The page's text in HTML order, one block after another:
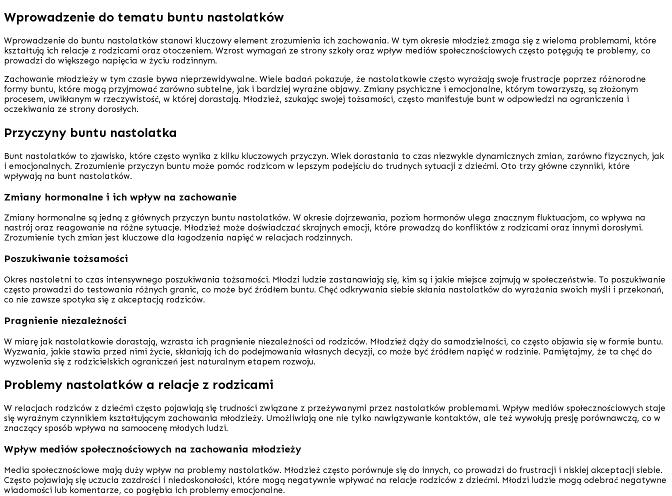
Wprowadzenie do tematu buntu nastolatków
Wprowadzenie do buntu nastolatków stanowi kluczowy element zrozumienia ich zachowania. W tym okresie młodzież zmaga się z wieloma problemami, które
kształtują ich relacje z rodzicami oraz otoczeniem. Wzrost wymagań ze strony szkoły oraz wpływ mediów społecznościowych często potęgują te problemy, co
prowadzi do większego napięcia w życiu rodzinnym.
Zachowanie młodzieży w tym czasie bywa nieprzewidywalne. Wiele badań pokazuje, że nastolatkowie często wyrażają swoje frustracje poprzez różnorodne
formy buntu, które mogą przyjmować zarówno subtelne, jak i bardziej wyraźne objawy. Zmiany psychiczne i emocjonalne, którym towarzyszą, są złożonym
procesem, uwikłanym w rzeczywistość, w której dorastają. Młodzież, szukając swojej tożsamości, często manifestuje bunt w odpowiedzi na ograniczenia i
oczekiwania ze strony dorosłych.
Przyczyny buntu nastolatka
Bunt nastolatków to zjawisko, które często wynika z kilku kluczowych przyczyn. Wiek dorastania to czas niezwykle dynamicznych zmian, zarówno fizycznych, jak
i emocjonalnych. Zrozumienie przyczyn buntu może pomóc rodzicom w lepszym podejściu do trudnych sytuacji z dziećmi. Oto trzy główne czynniki, które
wpływają na bunt nastolatków.
Zmiany hormonalne i ich wpływ na zachowanie
Zmiany hormonalne są jedną z głównych przyczyn buntu nastolatków. W okresie dojrzewania, poziom hormonów ulega znacznym fluktuacjom, co wpływa na
nastrój oraz reagowanie na różne sytuacje. Młodzież może doświadczać skrajnych emocji, które prowadzą do konfliktów z rodzicami oraz innymi dorosłymi.
Zrozumienie tych zmian jest kluczowe dla łagodzenia napięć w relacjach rodzinnych.
Poszukiwanie tożsamości
Okres nastoletni to czas intensywnego poszukiwania tożsamości. Młodzi ludzie zastanawiają się, kim są i jakie miejsce zajmują w społeczeństwie. To poszukiwanie
często prowadzi do testowania różnych granic, co może być źródłem buntu. Chęć odkrywania siebie skłania nastolatków do wyrażania swoich myśli i przekonań,
co nie zawsze spotyka się z akceptacją rodziców.
Pragnienie niezależności
W miarę jak nastolatkowie dorastają, wzrasta ich pragnienie niezależności od rodziców. Młodzież dąży do samodzielności, co często objawia się w formie buntu.
Wyzwania, jakie stawia przed nimi życie, skłaniają ich do podejmowania własnych decyzji, co może być źródłem napięć w rodzinie. Pamiętajmy, że ta chęć do
wyzwolenia się z rodzicielskich ograniczeń jest naturalnym etapem rozwoju.
Problemy nastolatków a relacje z rodzicami
W relacjach rodziców z dziećmi często pojawiają się trudności związane z przeżywanymi przez nastolatków problemami. Wpływ mediów społecznościowych staje
się wyraźnym czynnikiem kształtującym zachowania młodzieży. Umożliwiają one nie tylko nawiązywanie kontaktów, ale też wywołują presję porównawczą, co w
znaczący sposób wpływa na samoocenę młodych ludzi.
Wpływ mediów społecznościowych na zachowania młodzieży
Media społecznościowe mają duży wpływ na problemy nastolatków. Młodzież często porównuje się do innych, co prowadzi do frustracji i niskiej akceptacji siebie.
Często pojawiają się uczucia zazdrości i niedoskonałości, które mogą negatywnie wpływać na relacje rodziców z dziećmi. Młodzi ludzie mogą odebrać negatywne
wiadomości lub komentarze, co pogłębia ich problemy emocjonalne.